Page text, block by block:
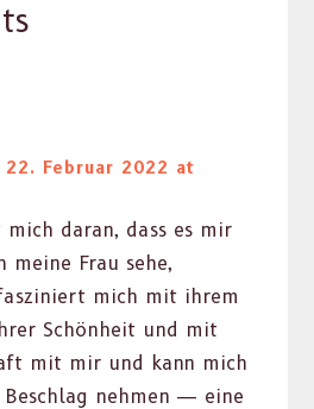
22. Februar 2022 at
daran, dass es mir
meine Frau sehe,
mich mit ihrem
Schön­heit und mit
mit mir und kann mich
nehmen — eine